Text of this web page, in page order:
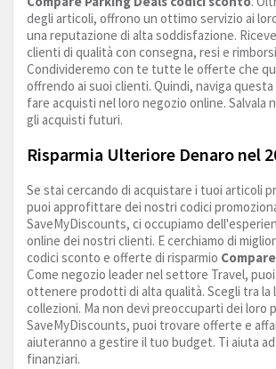
degli articoli, offrono un ottimo servizio ai
una reputazione di alta soddisfazione.
clienti di qualità con consegna, resi e
Condivideremo con te tutte le offerte che
offrendo ai suoi clienti. Quindi, naviga questa
fare acquisti nel loro negozio online. Salvala
gli acquisti futuri.
Risparmia Ulteriore Denaro nel
Se stai cercando di acquistare i tuoi articoli
puoi approfittare dei nostri codici
SaveMyDiscounts, ci occupiamo
online dei nostri clienti. E cerchiamo di
codici sconto e offerte di risparmio
Come negozio leader nel settore Travel,
ottenere prodotti di alta qualità. Scegli tra la
collezioni. Ma non devi preoccuparti dei loro
SaveMyDiscounts, puoi trovare offerte e
aiuteranno a gestire il tuo budget. Ti aiuta
finanziari.